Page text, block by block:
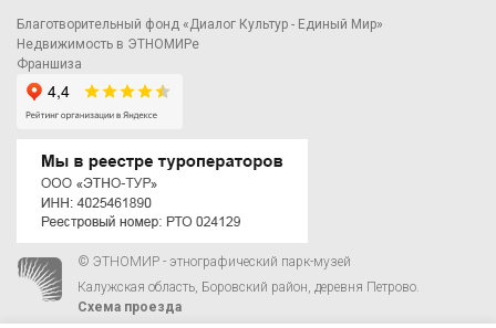
Благотворительный фонд «Диалог Культур - Единый Мир»
Недвижимость в ЭТНОМИРе
Франшиза
© ЭТНОМИР - этнографический парк-музей
Калужская область, Боровский район, деревня Петрово.
Схема проезда